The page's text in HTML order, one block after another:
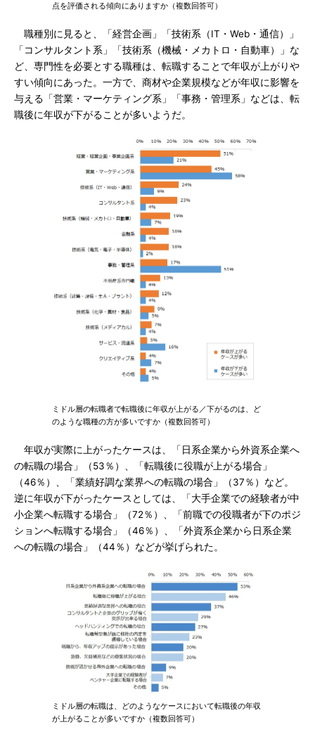
点を評価される傾向にありますか（複数回答可）
職種別に見ると、「経営企画」「技術系（IT・Web・通信）」
「コンサルタント系」「技術系（機械・メカトロ・自動車）」な
ど、専門性を必要とする職種は、転職することで年収が上がりや
すい傾向にあった。一方で、商材や企業規模などが年収に影響を
与える「営業・マーケティング系」「事務・管理系」などは、転
職後に年収が下がることが多いようだ。
ミドル層の転職者で転職後に年収が上がる／下がるのは、ど
のような職種の方が多いですか（複数回答可）
年収が実際に上がったケースは、「日系企業から外資系企業へ
の転職の場合」（53％）、「転職後に役職が上がる場合」
（46％）、「業績好調な業界への転職の場合」（37％）など。
逆に年収が下がったケースとしては、「大手企業での経験者が中
小企業へ転職する場合」（72％）、「前職での役職者が下のポジ
ションへ転職する場合」（46％）、「外資系企業から日系企業
への転職の場合」（44％）などが挙げられた。
ミドル層の転職は、どのようなケースにおいて転職後の年収
が上がることが多いですか（複数回答可）